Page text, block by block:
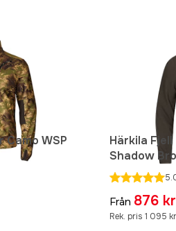
Camo WSP
Härkila
Shadow
Från 876 kr
Rek. pris 1 095 kr